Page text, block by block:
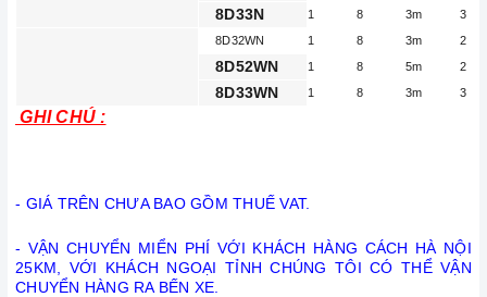
8D33N 1 8 3m
3
8D32WN
1 8 3m 2
8D52WN 1 8 5m 2
8D33WN 1 8 3m 3
GHI CHÚ :
- GIÁ TRÊN CHƯA BAO GỒM THUẾ VAT.
- VẬN CHUYỂN MIỂN PHÍ VỚI KHÁCH HÀNG CÁCH HÀ NỘI
25KM, VỚI KHÁCH NGOẠI TỈNH CHÚNG TÔI CÓ THỂ VẬN
CHUYỂN HÀNG RA BẾN XE.